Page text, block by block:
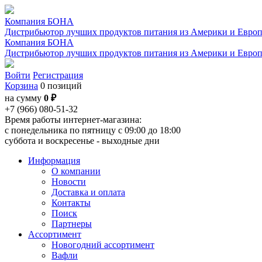
Компания БОНА
Дистрибьютор лучших продуктов питания из Америки и
Компания БОНА
Дистрибьютор лучших продуктов питания из Америки и
Войти Регистрация
Корзина 0 позиций
на сумму 0 ₽
+7 (966) 080-51-32
Время работы интернет-магазина:
с понедельника по пятницу с 09:00 до 18:00
суббота и воскресенье - выходные дни
Информация
О компании
Новости
Доставка и оплата
Контакты
Поиск
Партнеры
Ассортимент
Новогодний ассортимент
Вафли